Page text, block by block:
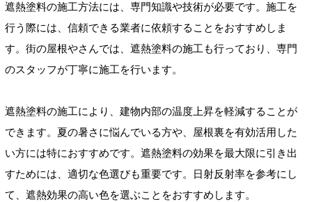
遮熱塗料の施工方法には、専門知識や技術が必要です。施工を
行う際には、信頼できる業者に依頼することをおすすめしま
す。街の屋根やさんでは、遮熱塗料の施工も行っており、専門
のスタッフが丁寧に施工を行います。
遮熱塗料の施工により、建物内部の温度上昇を軽減することが
できます。夏の暑さに悩んでいる方や、屋根裏を有効活用した
い方には特におすすめです。遮熱塗料の効果を最大限に引き出
すためには、適切な色選びも重要です。日射反射率を参考にし
て、遮熱効果の高い色を選ぶことをおすすめします。